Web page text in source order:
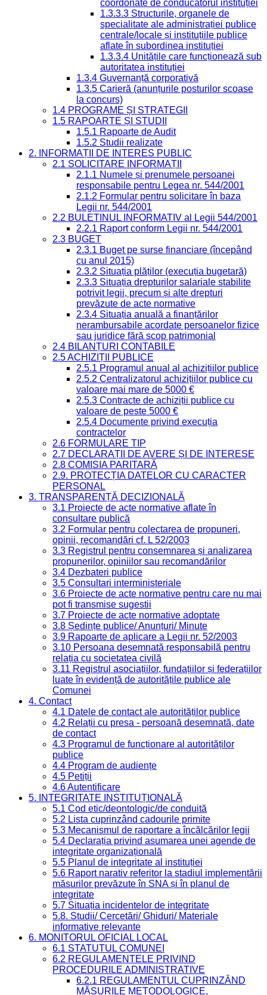
coordonate de conducătorul instituției
1.3.3.3 Structurile, organele de
specialitate ale administrației publice
centrale/locale și instituțiile publice
aflate în subordinea instituției
1.3.3.4 Unitățile care funcționează sub
autoritatea instituției
1.3.4 Guvernanță corporativă
1.3.5 Carieră (anunțurile posturilor scoase
la concurs)
1.4 PROGRAME ȘI STRATEGII
1.5 RAPOARTE ȘI STUDII
1.5.1 Rapoarte de Audit
1.5.2 Studii realizate
2. INFORMAȚII DE INTERES PUBLIC
2.1 SOLICITARE INFORMAȚII
2.1.1 Numele și prenumele persoanei
responsabile pentru Legea nr. 544/2001
2.1.2 Formular pentru solicitare în baza
Legii nr. 544/2001
2.2 BULETINUL INFORMATIV al Legii 544/2001
2.2.1 Raport conform Legii nr. 544/2001
2.3 BUGET
2.3.1 Buget pe surse financiare (începând
cu anul 2015)
2.3.2 Situația plăților (execuția bugetară)
2.3.3 Situația drepturilor salariale stabilite
potrivit legii, precum și alte drepturi
prevăzute de acte normative
2.3.4 Situația anuală a finanțărilor
nerambursabile acordate persoanelor fizice
sau juridice fără scop patrimonial
2.4 BILANȚURI CONTABILE
2.5 ACHIZIȚII PUBLICE
2.5.1 Programul anual al achizițiilor publice
2.5.2 Centralizatorul achizițiilor publice cu
valoare mai mare de 5000 €
2.5.3 Contracte de achiziții publice cu
valoare de peste 5000 €
2.5.4 Documente privind execuția
contractelor
2.6 FORMULARE TIP
2.7 DECLARAȚII DE AVERE ȘI DE INTERESE
2.8 COMISIA PARITARĂ
2.9. PROTECȚIA DATELOR CU CARACTER
PERSONAL
3. TRANSPARENȚĂ DECIZIONALĂ
3.1 Proiecte de acte normative aflate în
consultare publică
3.2 Formular pentru colectarea de propuneri,
opinii, recomandări cf. L 52/2003
3.3 Registrul pentru consemnarea și analizarea
propunerilor, opiniilor sau recomandărilor
3.4 Dezbateri publice
3.5 Consultari interministeriale
3.6 Proiecte de acte normative pentru care nu mai
pot fi transmise sugestii
3.7 Proiecte de acte normative adoptate
3.8 Ședințe publice/ Anunțuri/ Minute
3.9 Rapoarte de aplicare a Legii nr. 52/2003
3.10 Persoana desemnată responsabilă pentru
relația cu societatea civilă
3.11 Registrul asociațiilor, fundațiilor și federațiilor
luate în evidență de autoritățile publice ale
Comunei
4. Contact
4.1 Datele de contact ale autorităților publice
4.2 Relații cu presa - persoană desemnată, date
de contact
4.3 Programul de funcționare al autorităților
publice
4.4 Program de audiențe
4.5 Petiții
4.6 Autentificare
5. INTEGRITATE INSTITUȚIONALĂ
5.1 Cod etic/deontologic/de conduită
5.2 Lista cuprinzând cadourile primite
5.3 Mecanismul de raportare a încălcărilor legii
5.4 Declarația privind asumarea unei agende de
integritate organizațională
5.5 Planul de integritate al instituției
5.6 Raport narativ referitor la stadiul implementării
măsurilor prevăzute în SNA și în planul de
integritate
5.7 Situația incidentelor de integritate
5.8. Studii/ Cercetări/ Ghiduri/ Materiale
informative relevante
6. MONITORUL OFICIAL LOCAL
6.1 STATUTUL COMUNEI
6.2 REGULAMENTELE PRIVIND
PROCEDURILE ADMINISTRATIVE
6.2.1 REGULAMENTUL CUPRINZÂND
MĂSURILE METODOLOGICE,